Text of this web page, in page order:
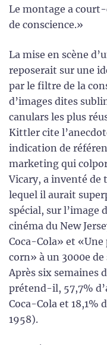
Le montage a
de conscience.»
La mise en scène
reposerait sur une
par le filtre de la
d’images dites
canulars les plus
Kittler cite
indication de
marketing qui
Vicary, a inventé de
lequel il aurait
spécial, sur l’image
cinéma du New
Coca-Cola» et
corn» à un 3000e
Après six semaines
prétend-il, 57,7%
Coca-Cola et 18,1%
1958).